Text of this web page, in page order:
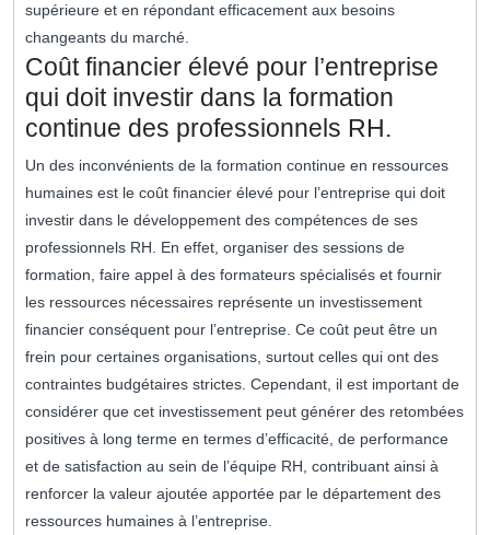
supérieure et en répondant efficacement aux besoins
changeants du marché.
Coût financier élevé pour l’entreprise
qui doit investir dans la formation
continue des professionnels RH.
Un des inconvénients de la formation continue en ressources
humaines est le coût financier élevé pour l’entreprise qui doit
investir dans le développement des compétences de ses
professionnels RH. En effet, organiser des sessions de
formation, faire appel à des formateurs spécialisés et fournir
les ressources nécessaires représente un investissement
financier conséquent pour l’entreprise. Ce coût peut être un
frein pour certaines organisations, surtout celles qui ont des
contraintes budgétaires strictes. Cependant, il est important de
considérer que cet investissement peut générer des retombées
positives à long terme en termes d’efficacité, de performance
et de satisfaction au sein de l’équipe RH, contribuant ainsi à
renforcer la valeur ajoutée apportée par le département des
ressources humaines à l’entreprise.